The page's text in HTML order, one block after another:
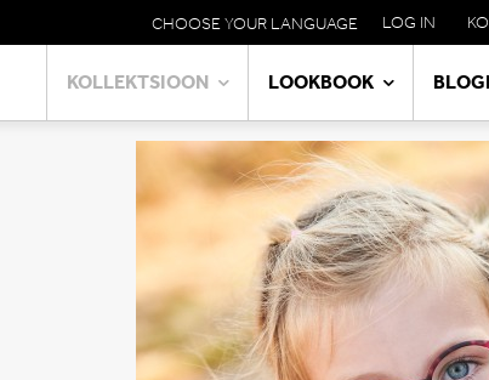
MAIN
NAVIGATION
KOLLEKTSIOON LOOKBOOK
CHOOSE YOUR LANGUAGE
META
LOG IN